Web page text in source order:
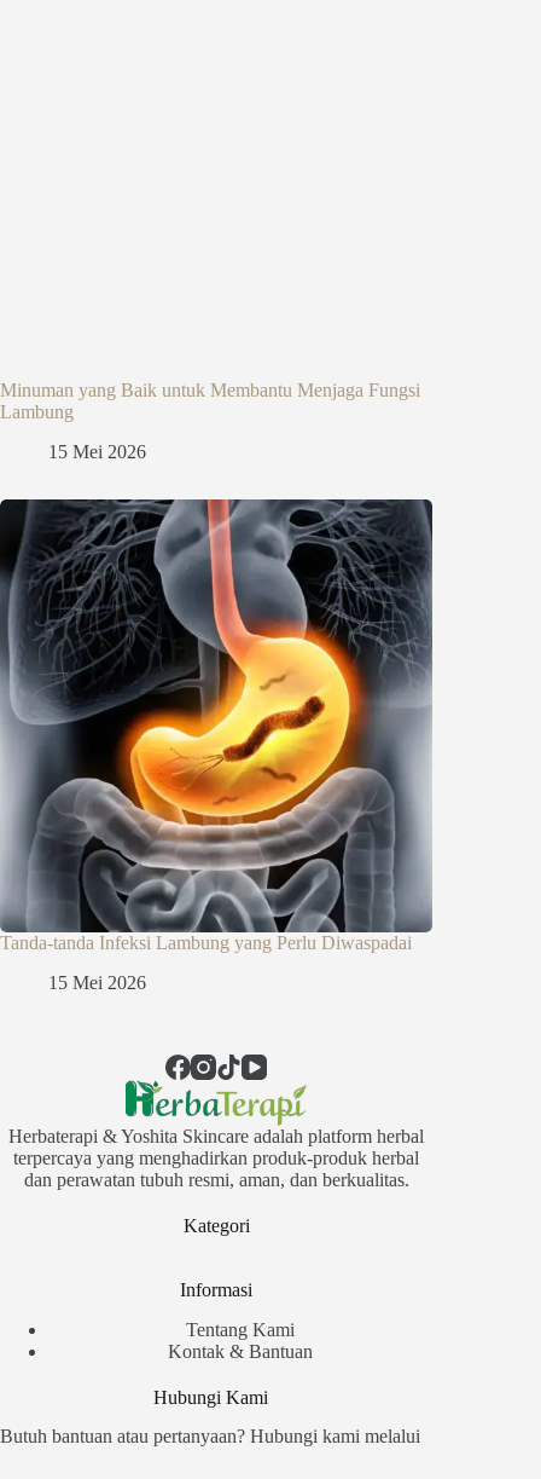
Minuman yang Baik untuk Membantu Menjaga Fungsi
Lambung
15 Mei 2026
Tanda-tanda Infeksi Lambung yang Perlu Diwaspadai
15 Mei 2026
Herbaterapi & Yoshita Skincare adalah platform herbal
terpercaya yang menghadirkan produk-produk herbal
dan perawatan tubuh resmi, aman, dan berkualitas.
Kategori
Informasi
Tentang Kami
Kontak & Bantuan
Hubungi Kami
Butuh bantuan atau pertanyaan? Hubungi kami melalui